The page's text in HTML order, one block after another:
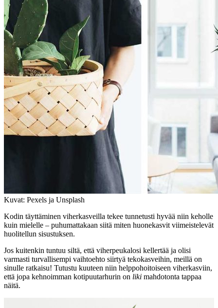
Kuvat: Pexels ja Unsplash
Kodin täyttäminen viherkasveilla tekee tunnetusti hyvää niin keholle
kuin mielelle – puhumattakaan siitä miten huonekasvit viimeistelevät
huolitellun sisustuksen.
Jos kuitenkin tuntuu siltä, että viherpeukalosi kellertää ja olisi
varmasti turvallisempi vaihtoehto siirtyä tekokasveihin, meillä on
sinulle ratkaisu! Tutustu kuuteen niin helppohoitoiseen viherkasviin,
että jopa kehnoimman kotipuutarhurin on liki mahdotonta tappaa
näitä.